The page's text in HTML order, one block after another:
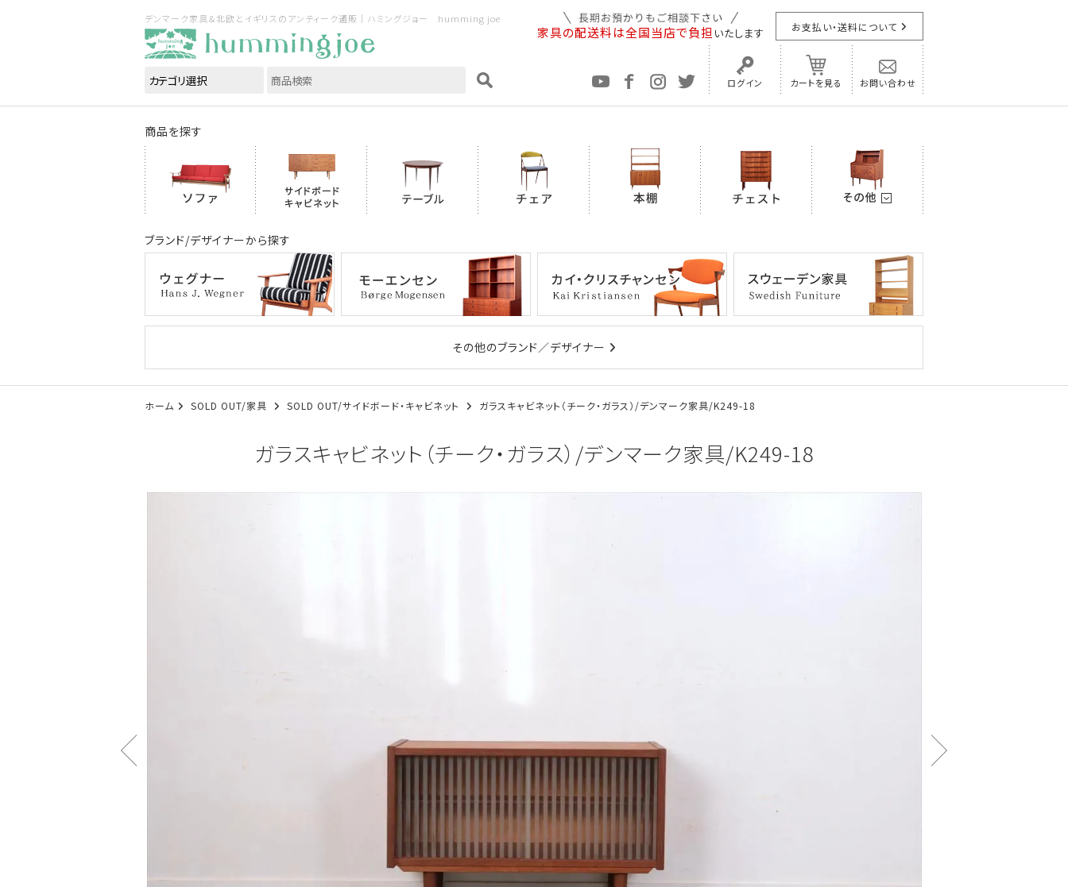
デンマーク家具＆北欧とイギリスのアンティーク通販｜ハミングジョー humming joe
家具の配送料は全国当店で負担 いたします お支払い・送料について
ログイン カートを見る お問い合わせ
商品を探す
ブランド/デザイナーから探す
その他のブランド／デザイナー
ホーム SOLD OUT/家具 SOLD OUT/サイドボード・キャビネット ガラスキャビネット（チーク・ガラス）/デンマーク家具/K249-18
ガラスキャビネット（チーク・ガラス）/デンマーク家具/K249-18